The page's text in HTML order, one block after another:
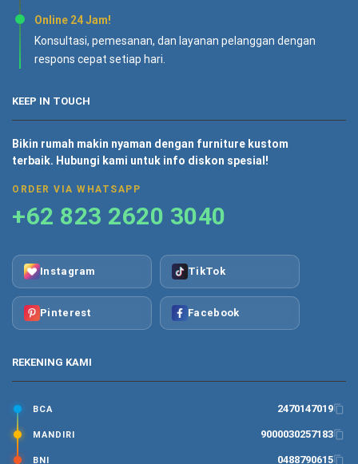
Online 24 Jam!
Konsultasi, pemesanan, dan layanan pelanggan dengan
respons cepat setiap hari.
KEEP IN TOUCH
Bikin rumah makin nyaman dengan furniture kustom
terbaik. Hubungi kami untuk info diskon spesial!
ORDER VIA WHATSAPP
+62 823 2620 3040
Instagram TikTok
Pinterest Facebook
REKENING KAMI
BCA 2470147019
MANDIRI 9000030257183
BNI 0488790615